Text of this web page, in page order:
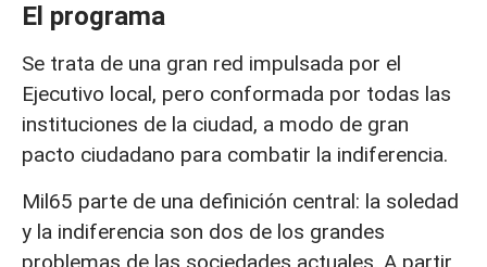
El programa
Se trata de una gran red impulsada por el
Ejecutivo local, pero conformada por todas las
instituciones de la ciudad, a modo de gran
pacto ciudadano para combatir la indiferencia.
Mil65 parte de una definición central: la soledad
y la indiferencia son dos de los grandes
problemas de las sociedades actuales. A partir